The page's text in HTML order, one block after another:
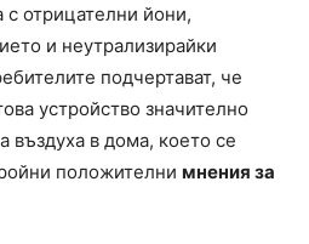
с отрицателни йони,
и неутрализирайки
подчертават, че
устройство значително
въздуха в дома, което се
положителни мнения за